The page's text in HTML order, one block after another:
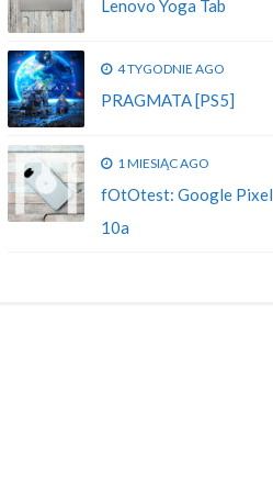
Lenovo Yoga Tab
4 TYGODNIE AGO
PRAGMATA [PS5]
1 MIESIĄC AGO
fOtOtest: Google Pixel
10a